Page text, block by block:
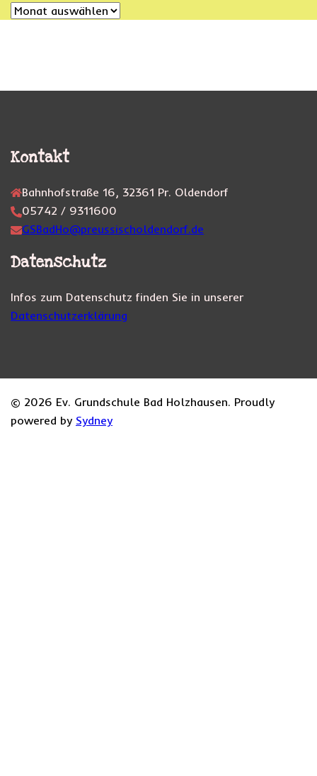
Archiv
Kontakt
Bahnhofstraße 16, 32361 Pr. Oldendorf
05742 / 9311600
GSBadHo@preussischoldendorf.de
Datenschutz
Infos zum Datenschutz finden Sie in unserer
Datenschutzerklärung
© 2026 Ev. Grundschule Bad Holzhausen. Proudly
powered by Sydney